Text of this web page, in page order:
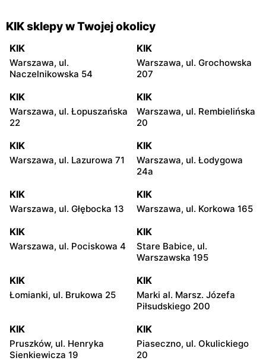
KIK sklepy w Twojej okolicy
KIK
Warszawa, ul.
Naczelnikowska 54
KIK
Warszawa, ul. Grochowska
207
KIK
Warszawa, ul. Łopuszańska
22
KIK
Warszawa, ul. Rembielińska
20
KIK
Warszawa, ul. Lazurowa 71
KIK
Warszawa, ul. Łodygowa
24a
KIK
Warszawa, ul. Głębocka 13
KIK
Warszawa, ul. Korkowa 165
KIK
Warszawa, ul. Pociskowa 4
KIK
Stare Babice, ul.
Warszawska 195
KIK
Łomianki, ul. Brukowa 25
KIK
Marki al. Marsz. Józefa
Piłsudskiego 200
KIK
Pruszków, ul. Henryka
Sienkiewicza 19
KIK
Piaseczno, ul. Okulickiego
20